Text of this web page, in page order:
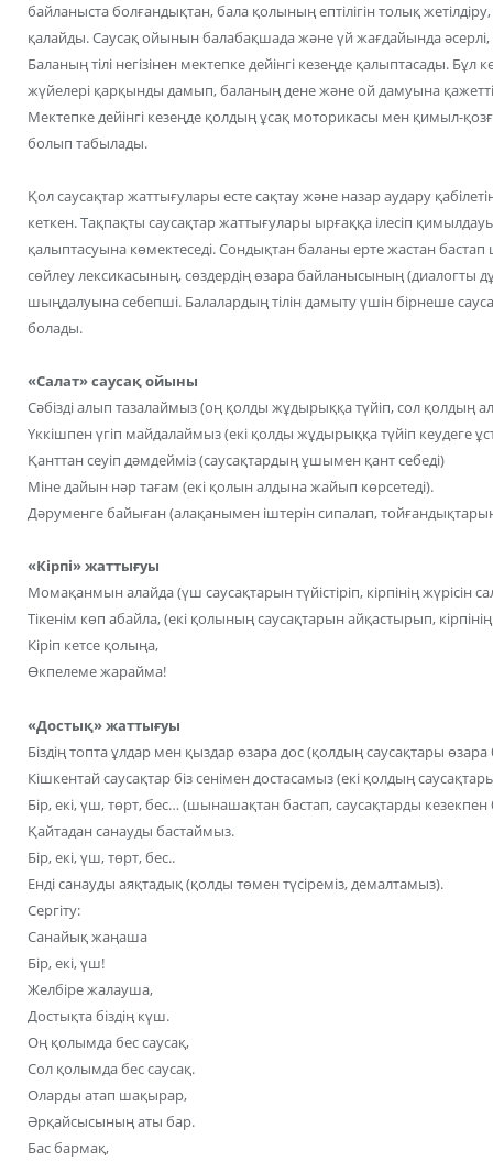
байланыста болғандықтан, бала қолының ептілігін толық
қалайды. Саусақ ойынын балабақшада және үй жағдайында әсерлі,
Баланың тілі негізінен мектепке дейінгі кезеңде қалыптасады.
жүйелері қарқынды дамып, баланың дене және ой дамуына қажетті
Мектепке дейінгі кезеңде қолдың ұсақ моторикасы мен қимыл-
болып табылады.
Қол саусақтар жаттығулары есте сақтау және назар аудару
кеткен. Тақпақты саусақтар жаттығулары ырғаққа ілесіп
қалыптасуына көмектеседі. Сондықтан баланы ерте жастан
сөйлеу лексикасының, сөздердің өзара байланысының (диалогты
шыңдалуына себепші. Балалардың тілін дамыту үшін бірнеше
болады.
«Салат» саусақ ойыны
Сәбізді алып тазалаймыз (оң қолды жұдырыққа түйіп, сол қолдың
Үккішпен үгіп майдалаймыз (екі қолды жұдырыққа түйіп кеудеге
Қанттан сеуіп дәмдейміз (саусақтардың ұшымен қант себеді)
Міне дайын нәр тағам (екі қолын алдына жайып көрсетеді).
Дәруменге байыған (алақанымен іштерін сипалап,
«Кірпі» жаттығуы
Момақанмын алайда (үш саусақтарын түйістіріп, кірпінің жүрісін
Тікенім көп абайла, (екі қолының саусақтарын айқастырып,
Кіріп кетсе қолыңа,
Өкпелеме жарайма!
«Достық» жаттығуы
Біздің топта ұлдар мен қыздар өзара дос (қолдың саусақтары өзара
Кішкентай саусақтар біз сенімен достасамыз (екі қолдың
Бір, екі, үш, төрт, бес… (шынашақтан бастап, саусақтарды кезекпен
Қайтадан санауды бастаймыз.
Бір, екі, үш, төрт, бес..
Енді санауды аяқтадық (қолды төмен түсіреміз, демалтамыз).
Сергіту:
Санайық жаңаша
Бір, екі, үш!
Желбіре жалауша,
Достықта біздің күш.
Оң қолымда бес саусақ,
Сол қолымда бес саусақ.
Оларды атап шақырар,
Әрқайсысының аты бар.
Бас бармақ,